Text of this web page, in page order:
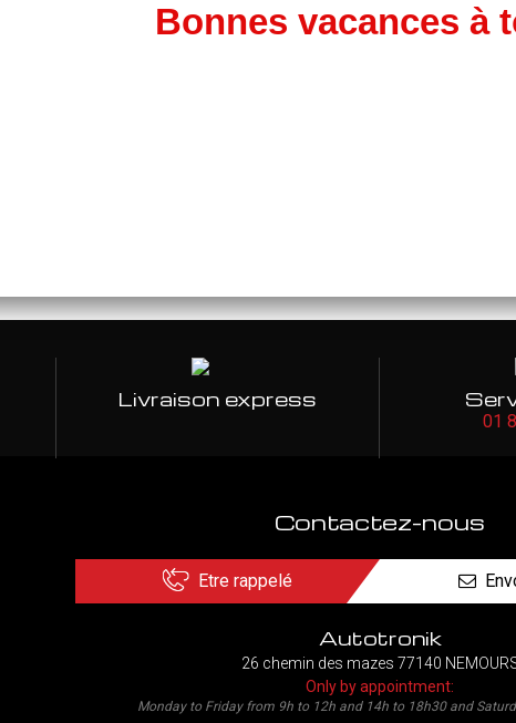
Livraison express
01
Contactez-nous
Etre rappelé
Autotronik
26 chemin des mazes 77140
Only by appointment:
Monday to Friday from 9h to 12h and 14h to 18h30 and
Bonnes vacances à